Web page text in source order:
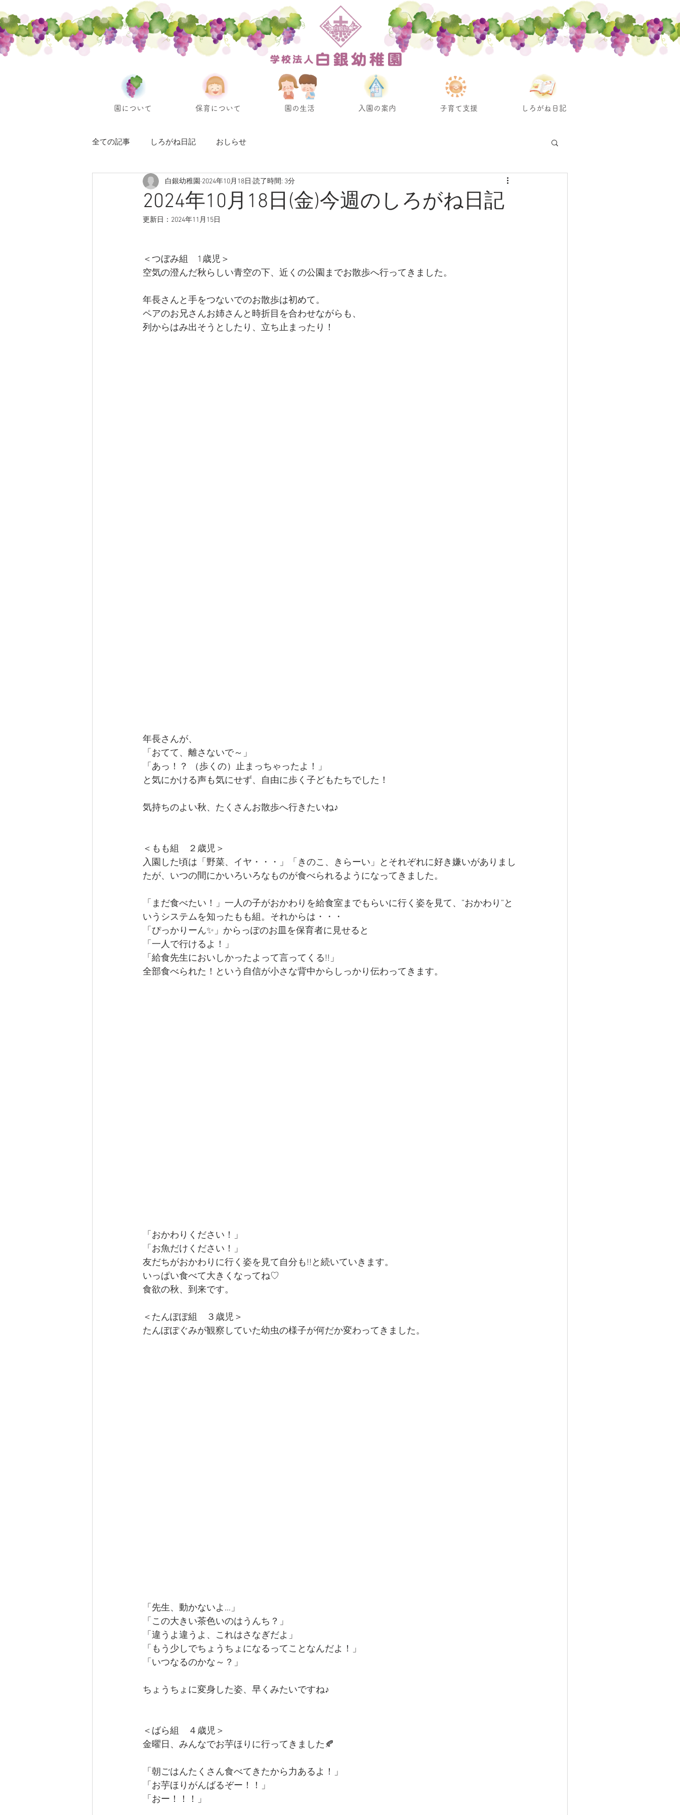
園について 保育について 園の生活 入園の案内 子育て支援 しろがね日記
全ての記事 しろがね日記 おしらせ
2024年10月18日(金)今週のしろがね日記
白銀幼稚園 2024年10月18日 読了時間: 3分
更新日： 2024年11月15日
＜つぼみ組　1歳児＞
空気の澄んだ秋らしい青空の下、近くの公園までお散歩へ行ってきました。
年長さんと手をつないでのお散歩は初めて。
ペアのお兄さんお姉さんと時折目を合わせながらも、
列からはみ出そうとしたり、立ち止まったり！
年長さんが、
「おてて、離さないで～」
「あっ！？ （歩くの）止まっちゃったよ！」
と気にかける声も気にせず、自由に歩く子どもたちでした！
気持ちのよい秋、たくさんお散歩へ行きたいね♪
＜もも組　２歳児＞
入園した頃は「野菜、イヤ・・・」「きのこ、きらーい」とそれぞれに好き嫌いがありまし
たが、いつの間にかいろいろなものが食べられるようになってきました。
「まだ食べたい！」一人の子がおかわりを給食室までもらいに行く姿を見て、”おかわり”と
いうシステムを知ったもも組。それからは・・・
「ぴっかりーん✨」からっぽのお皿を保育者に見せると
「一人で行けるよ！」
「給食先生においしかったよって言ってくる!!」
全部食べられた！という自信が小さな背中からしっかり伝わってきます。
「おかわりください！」
「お魚だけください！」
友だちがおかわりに行く姿を見て自分も!!と続いていきます。
いっぱい食べて大きくなってね♡
食欲の秋、到来です。
＜たんぽぽ組　３歳児＞
たんぽぽぐみが観察していた幼虫の様子が何だか変わってきました。
「先生、動かないよ…」
「この大きい茶色いのはうんち？」
「違うよ違うよ、これはさなぎだよ」
「もう少しでちょうちょになるってことなんだよ！」
「いつなるのかな～？」
ちょうちょに変身した姿、早くみたいですね♪
＜ばら組　４歳児＞
金曜日、みんなでお芋ほりに行ってきました🍂
「朝ごはんたくさん食べてきたから力あるよ！」
「お芋ほりがんばるぞー！！」
「おー！！！」